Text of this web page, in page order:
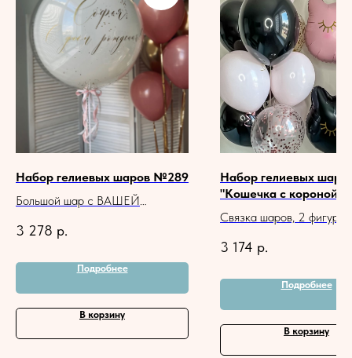
Набор гелиевых шаров №289
Большой шар с ВАШЕЙ
3 278 р.
Подробнее
В корзину
Набор гелиевых
"Кошечка с короной"
Связка шаров, 2 фигурки
3 174 р.
Подробнее
В корзину